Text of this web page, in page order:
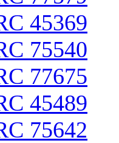
45369
75540
77675
45489
75642